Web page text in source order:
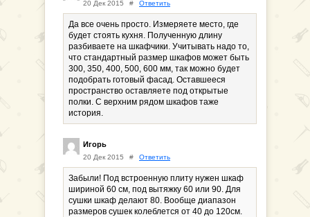
20 Дек 2015 # Ответить
Да все очень просто. Измеряете место, где
будет стоять кухня. Полученную длину
разбиваете на шкафчики. Учитывать надо то,
что стандартный размер шкафов может быть
300, 350, 400, 500, 600 мм, так можно будет
подобрать готовый фасад. Оставшееся
пространство оставляете под открытые
полки. С верхним рядом шкафов таже
история.
Игорь
20 Дек 2015 # Ответить
Забыли! Под встроенную плиту нужен шкаф
шириной 60 см, под вытяжку 60 или 90. Для
сушки шкаф делают 80. Вообще диапазон
размеров сушек колеблется от 40 до 120см.